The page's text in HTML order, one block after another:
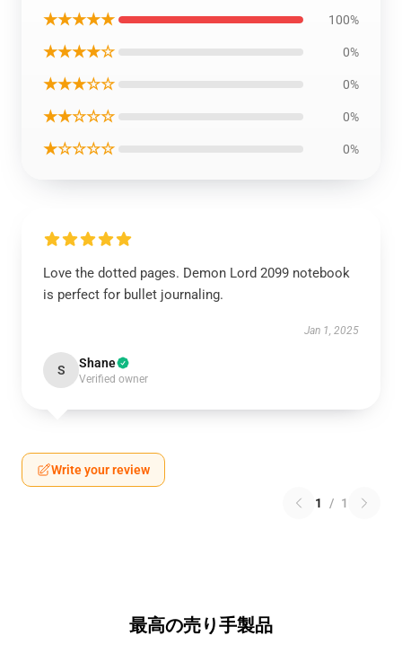
★★★★★ 100%
★★★★☆ 0%
★★★☆☆ 0%
★★☆☆☆ 0%
★☆☆☆☆ 0%
Love the dotted pages. Demon Lord 2099 notebook
is perfect for bullet journaling.
Jan 1, 2025
S Shane
Verified owner
Write your review
1 / 1
最高の売り手製品